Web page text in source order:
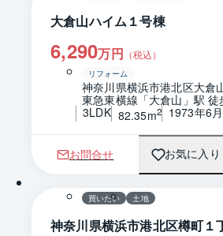
大倉山ハイム１号棟
6,290万円 （税込）
リフォーム
神奈川県横浜市港北区大倉
東急東横線「大倉山」駅 徒
3LDK 82.35m2 1973年6
お問合せ お気に入
1 / 0
買いたい 土地
神奈川県横浜市港北区樽町１